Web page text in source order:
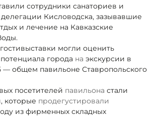
сотрудники санаториев и
Кисловодска, зазывавшие
и лечение на Кавказские
выставки могли оценить
города на экскурсии в
общем павильоне Ставропольского
посетителей павильона стали
, которые продегустировали
из фирменных складных